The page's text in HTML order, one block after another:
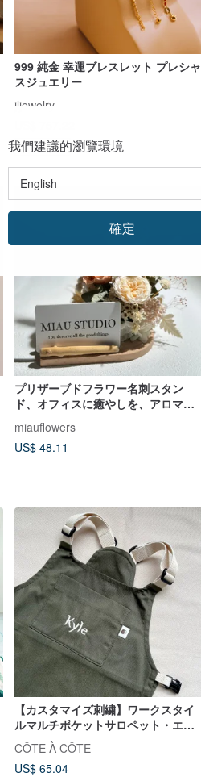
999 純金 幸運ブレスレット プレシャ
スジュエリー
jljewelry
カスタム可
プリザーブドフラワー名刺スタン
ド、オフィスに癒やしを、アロマデ
祝い、メッセージカード代筆
miauflowers
US$ 48.11
【カスタマイズ刺繍】ワークスタイ
ルマルチポケットサロペット・エプ
ロン・子供服 2色展開
CÔTE À CÔTE
US$ 65.04
我們建議的瀏覽環境
確定